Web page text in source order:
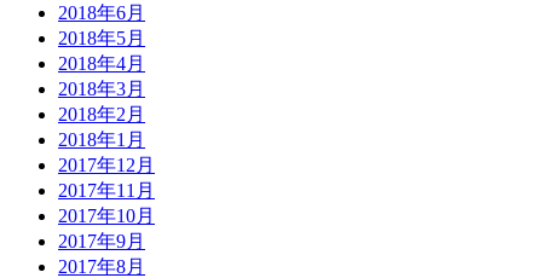
2018年6月
2018年5月
2018年4月
2018年3月
2018年2月
2018年1月
2017年12月
2017年11月
2017年10月
2017年9月
2017年8月